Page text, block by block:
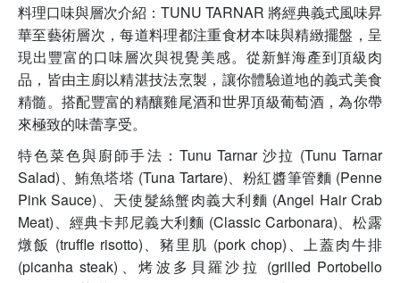
料理口味與層次介紹：TUNU TARNAR 將經典義式風味昇
華至藝術層次，每道料理都注重食材本味與精緻擺盤，呈
現出豐富的口味層次與視覺美感。從新鮮海產到頂級肉
品，皆由主廚以精湛技法烹製，讓你體驗道地的義式美食
精髓。搭配豐富的精釀雞尾酒和世界頂級葡萄酒，為你帶
來極致的味蕾享受。
特色菜色與廚師手法：Tunu Tarnar 沙拉 (Tunu Tarnar
Salad)、鮪魚塔塔 (Tuna Tartare)、粉紅醬筆管麵 (Penne
Pink Sauce)、天使髮絲蟹肉義大利麵 (Angel Hair Crab
Meat)、經典卡邦尼義大利麵 (Classic Carbonara)、松露
燉飯 (truffle risotto)、豬里肌 (pork chop)、上蓋肉牛排
(picanha steak)、烤波多貝羅沙拉 (grilled Portobello